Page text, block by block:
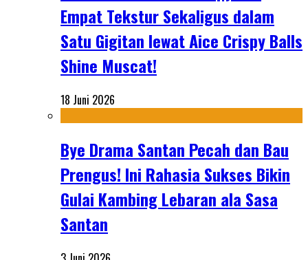
Empat Tekstur Sekaligus dalam
Satu Gigitan lewat Aice Crispy Balls
Shine Muscat!
18 Juni 2026
Bye Drama Santan Pecah dan Bau
Prengus! Ini Rahasia Sukses Bikin
Gulai Kambing Lebaran ala Sasa
Santan